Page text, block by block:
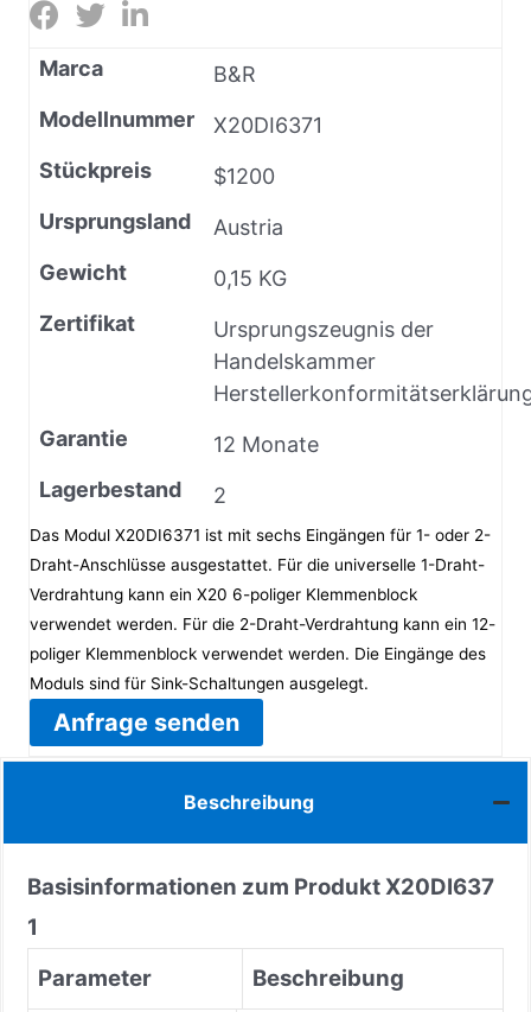
Marca
B&R
Modellnummer
X20DI6371
Stückpreis
$1200
Ursprungsland
Austria
Gewicht
0,15 KG
Zertifikat
Ursprungszeugnis der
Handelskammer
Garantie
12 Monate
Lagerbestand
2
Das Modul X20DI6371 ist mit sechs Eingängen für 1- oder 2-
Draht-Anschlüsse ausgestattet. Für die universelle 1-Draht-
Verdrahtung kann ein X20 6-poliger Klemmenblock
verwendet werden. Für die 2-Draht-Verdrahtung kann ein 12-
poliger Klemmenblock verwendet werden. Die Eingänge des
Moduls sind für Sink-Schaltungen ausgelegt.
Anfrage senden
Beschreibung
Basisinformationen zum Produkt X20DI637
1
Parameter
Beschreibung